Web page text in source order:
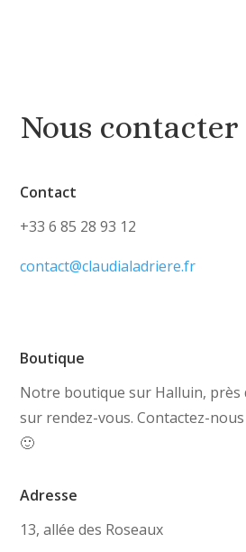
Nous contacter
Contact
+33 6 85 28 93 12
contact@claudialadriere.fr
Boutique
Notre boutique sur Halluin, près
sur rendez-vous. Contactez-
🙂
Adresse
13, allée des Roseaux